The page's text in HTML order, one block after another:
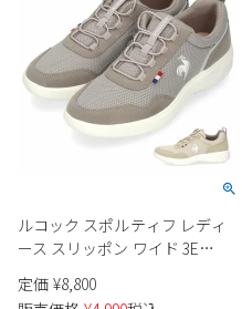
スニーカー
ローファー
カジュアルシューズ
ブーツ
ウェア
スニーカー
ビジネス・ドレスシューズ
サンダル
レインシューズ
スニーカー
フォーマル
ブーツ
すべての商品
レディース新入荷
メンズ新入荷
SALE
すべての商品
レディースSALE
メンズSALE
バッグ
リュック
ボディバッグ
詳細検索
ルコック スポルティフ レディ
ース スリッポン ワイド 3E
LECOQ ラ ローヌ QL3VJC05 グ
レー エクリュ ゴム紐 軽量 消臭
定価 ¥8,800